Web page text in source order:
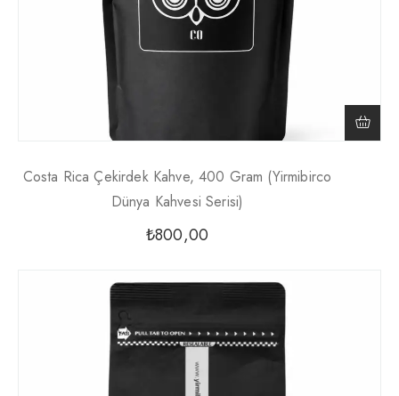
Costa Rica Çekirdek Kahve, 400 Gram (Yirmibirco
Dünya Kahvesi Serisi)
₺800,00